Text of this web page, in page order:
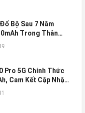
Bộ Sau 7 Năm
Trong Thân
Pro 5G Chính Thức
Cam Kết Cập Nhật